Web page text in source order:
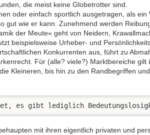
die meist keine Globetrotter sind.
oder einfach sportlich ausgetragen, als ein
gut wie er kann. Zunehmend werden
der Meute« geht von Neidern,
beispielsweise Urheber- und
Konkurrenten aus, führt zu
Für (alle? viele?) Marktbereiche gilt
Kleineren, bis hin zu den Randbegriffen
es gibt lediglich
mit ihren eigentlich privaten und